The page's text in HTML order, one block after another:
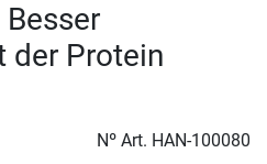
Besser
der Protein
Nº Art. HAN-100080